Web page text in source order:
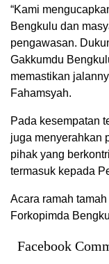
“Kami
Bengkulu dan
pengawasan.
Gakkumdu
memastikan
Fahamsyah.
Pada kesempatan
juga menyerahkan
pihak yang
termasuk kepada
Acara ramah
Forkopimda
Facebook